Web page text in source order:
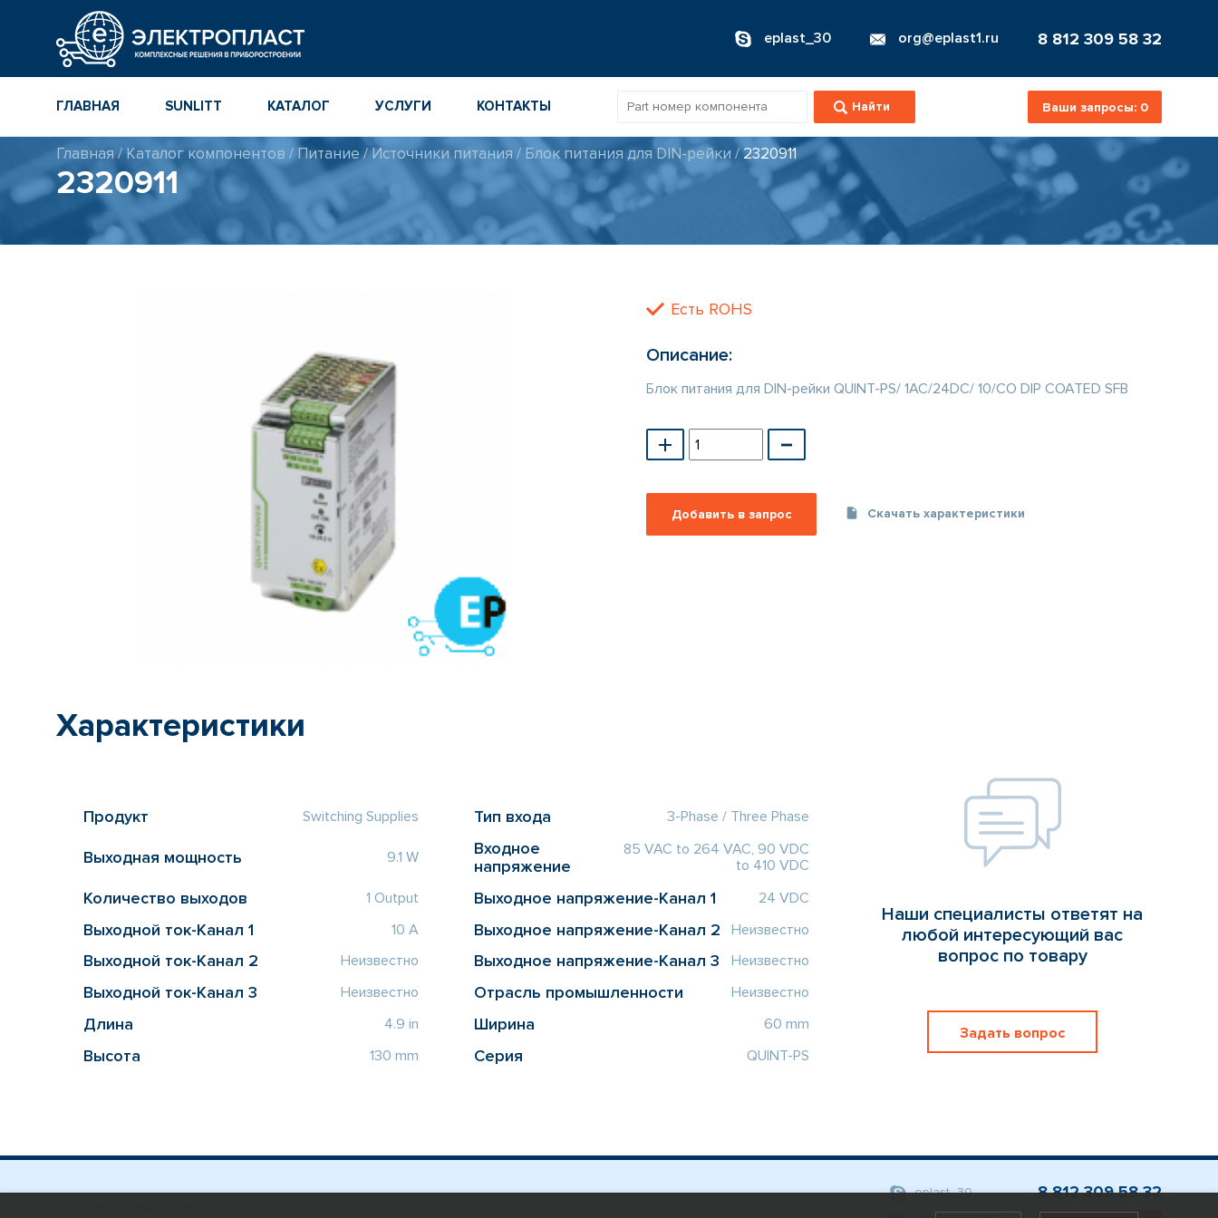
eplast_30 org@eplast1.ru 8 812 309 58 32
ГЛАВНАЯ SUNLITT
МНОГОСЛОЙНЫЕ
КЕРАМИЧЕСКИЕ ЧИП-
КОНДЕНСАТОРЫ
ПОВЕРХНОСТНОГО
КАТАЛОГ
КАТАЛОГ
КОМПОНЕНТОВ
КАТАЛОГ ПРИБОРОВ
ИНСТРУМЕНТОВ
УСЛУГИ КОНТАКТЫ Ваши запросы: 0
Главная /Каталог компонентов / Питание/Источники питания / Блок питания для DIN-рейки /2320911
2320911
Есть ROHS
Описание:
Блок питания для DIN-рейки QUINT-PS/ 1AC/24DC/ 10/CO DIP COATED SFB
Скачать характеристики
Характеристики
Продукт Switching Supplies Тип входа 3-Phase / Three Phase
Выходная мощность 9.1 W
Входное
напряжение
85 VAC to 264 VAC, 90 VDC
to 410 VDC
Количество выходов 1 Output Выходное напряжение-Канал 1 24 VDC
Выходной ток-Канал 1 10 A Выходное напряжение-Канал 2 Неизвестно
Выходной ток-Канал 2 Неизвестно Выходное напряжение-Канал 3 Неизвестно
Выходной ток-Канал 3 Неизвестно Отрасль промышленности Неизвестно
Длина 4.9 in Ширина 60 mm
Высота 130 mm Серия QUINT-PS
Наши специалисты ответят на
любой интересующий вас
вопрос по товару
Задать вопрос
eplast_30
8 812 309 58 32